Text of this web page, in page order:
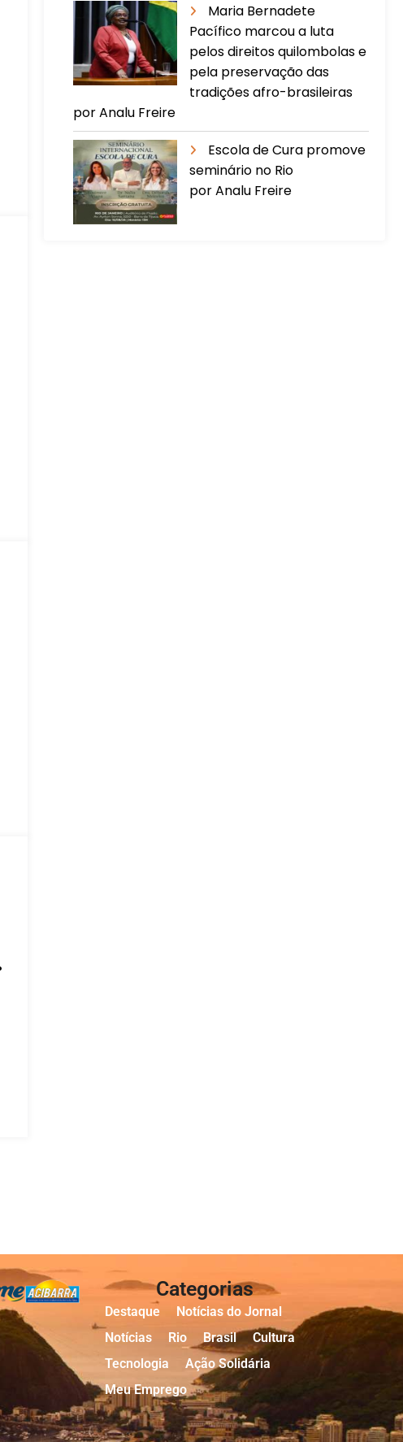
Maria Bernadete
Pacífico marcou a luta
pelos direitos quilombolas e
pela preservação das
tradições afro-brasileiras
por Analu Freire
Escola de Cura promove
seminário no Rio
por Analu Freire
Categorias
Destaque
Notícias do Jornal
Notícias
Rio Brasil
Cultura
Tecnologia
Ação Solidária
Meu Emprego